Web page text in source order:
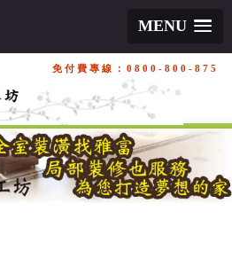
MENU
免付費專線：0800-800-875